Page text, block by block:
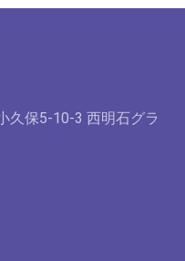
久保5-10-3 西明石グラ